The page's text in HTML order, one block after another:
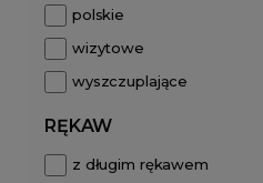
polskie
wizytowe
wyszczuplające
RĘKAW
z długim rękawem